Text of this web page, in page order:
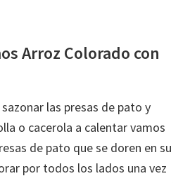
Arroz Colorado con
las presas de pato y
o cacerola a calentar vamos
de pato que se doren en su
por todos los lados una vez